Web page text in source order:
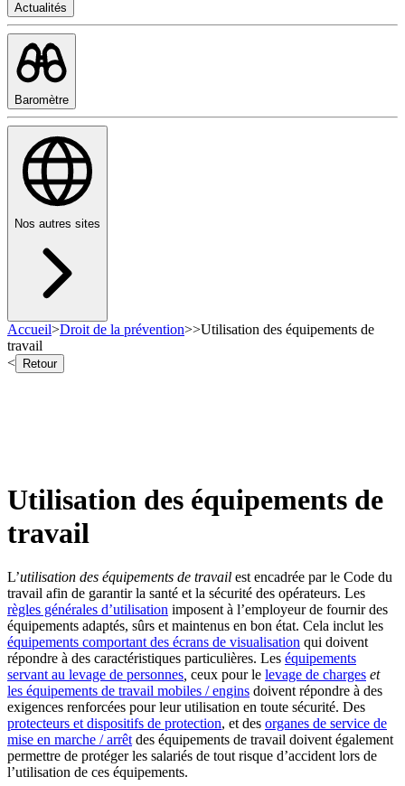
Actualités
Baromètre
Nos autres sites
Accueil>Droit de la prévention>>Utilisation des équipements de
travail
<
Retour
Utilisation des équipements de
travail
L’utilisation des équipements de travail est encadrée par le Code du
travail afin de garantir la santé et la sécurité des opérateurs. Les
règles générales d’utilisation imposent à l’employeur de fournir des
équipements adaptés, sûrs et maintenus en bon état. Cela inclut les
équipements comportant des écrans de visualisation qui doivent
répondre à des caractéristiques particulières. Les équipements
servant au levage de personnes ceux pour le levage de charges et
les équipements de travail mobiles / engins doivent répondre à des
exigences renforcées pour leur utilisation en toute sécurité. Des
protecteurs et dispositifs de protection, et des organes de service de
mise en marche / arrêt des équipements de travail doivent également
permettre de protéger les salariés de tout risque d’accident lors de
l’utilisation de ces équipements.